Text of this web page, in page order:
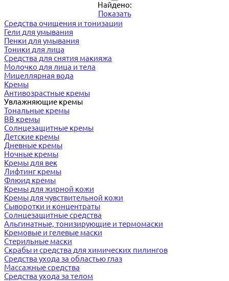
Найдено:
Показать
Средства очищения и тонизации
Гели для умывания
Пенки для умывания
Тоники для лица
Средства для снятия макияжа
Молочко для лица и тела
Мицеллярная вода
Кремы
Антивозрастные кремы
Увлажняющие кремы
Тональные кремы
BB кремы
Солнцезащитные кремы
Детские кремы
Дневные кремы
Ночные кремы
Кремы для век
Лифтинг кремы
Флюид кремы
Кремы для жирной кожи
Кремы для чувствительной кожи
Сыворотки и концентраты
Солнцезащитные средства
Альгинатные, тонизирующие и термомаски
Кремовые и гелевые маски
Стерильные маски
Скрабы и средства для химических пилингов
Средства ухода за областью глаз
Массажные средства
Средства ухода за телом